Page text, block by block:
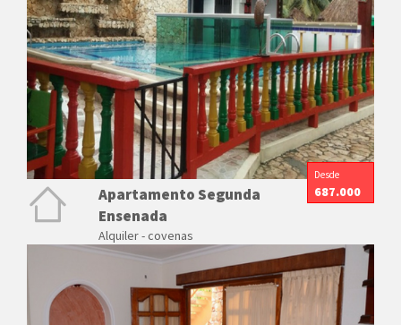
Apartamento Segunda
Ensenada
Alquiler - covenas
Desde
687.000